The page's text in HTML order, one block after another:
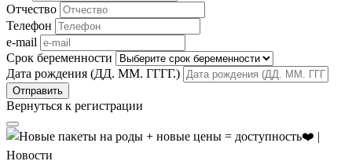
Отчество
Телефон
e-mail
Срок беременности
Дата рождения (ДД. ММ. ГГГГ.)
Вернуться к регистрации